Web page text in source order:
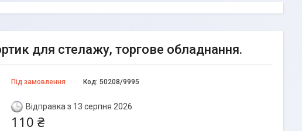
для стелажу, торгове обладнання.
Під замовлення Код: 50208/9995
Відправка з 13 серпня 2026
110 ₴